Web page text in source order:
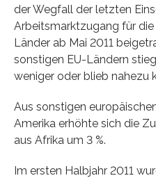
der Wegfall der letzten
Arbeitsmarktzugang für
Länder ab Mai 2011
sonstigen EU-Ländern
weniger oder blieb nahezu
Aus sonstigen
Amerika erhöhte sich die
aus Afrika um 3 %.
Im ersten Halbjahr 2011